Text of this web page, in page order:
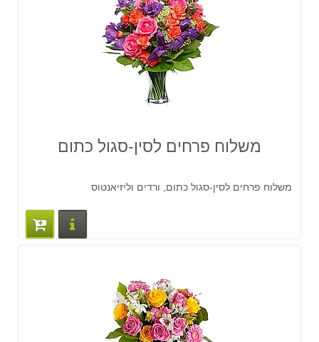
משלוח פרחים לסין-סגול כתום
משלוח פרחים לסין-סגול כתום, ורדים וליזיאנטוס
פרטים